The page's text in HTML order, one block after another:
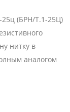
(БРН/Т.1-25Ц)
нитку в
аналогом